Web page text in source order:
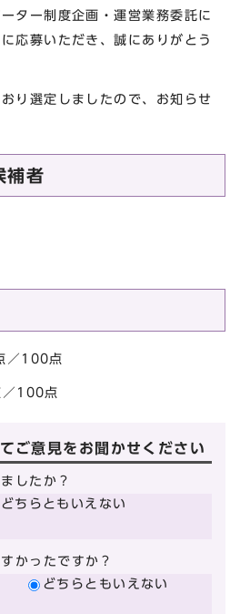
ター制度企画・運営業務委託に
応募いただき、誠にありがとう
り選定しましたので、お知らせ
補者
／100点
点
ご意見をお聞かせください
したか？
どちらともいえない
かったですか？
どちらともいえない